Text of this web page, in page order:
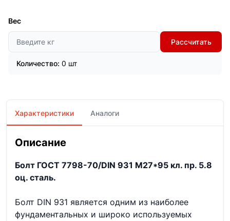
Вес
Рассчитать
Количество: 0 шт
Характеристики Аналоги
Описание
Болт ГОСТ 7798-70/DIN 931 М27*95 кл. пр. 5.8
оц. сталь.
Болт DIN 931 является одним из наиболее
фундаментальных и широко используемых